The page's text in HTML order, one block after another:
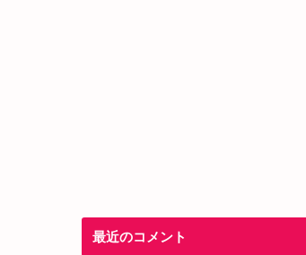
最近のコメント